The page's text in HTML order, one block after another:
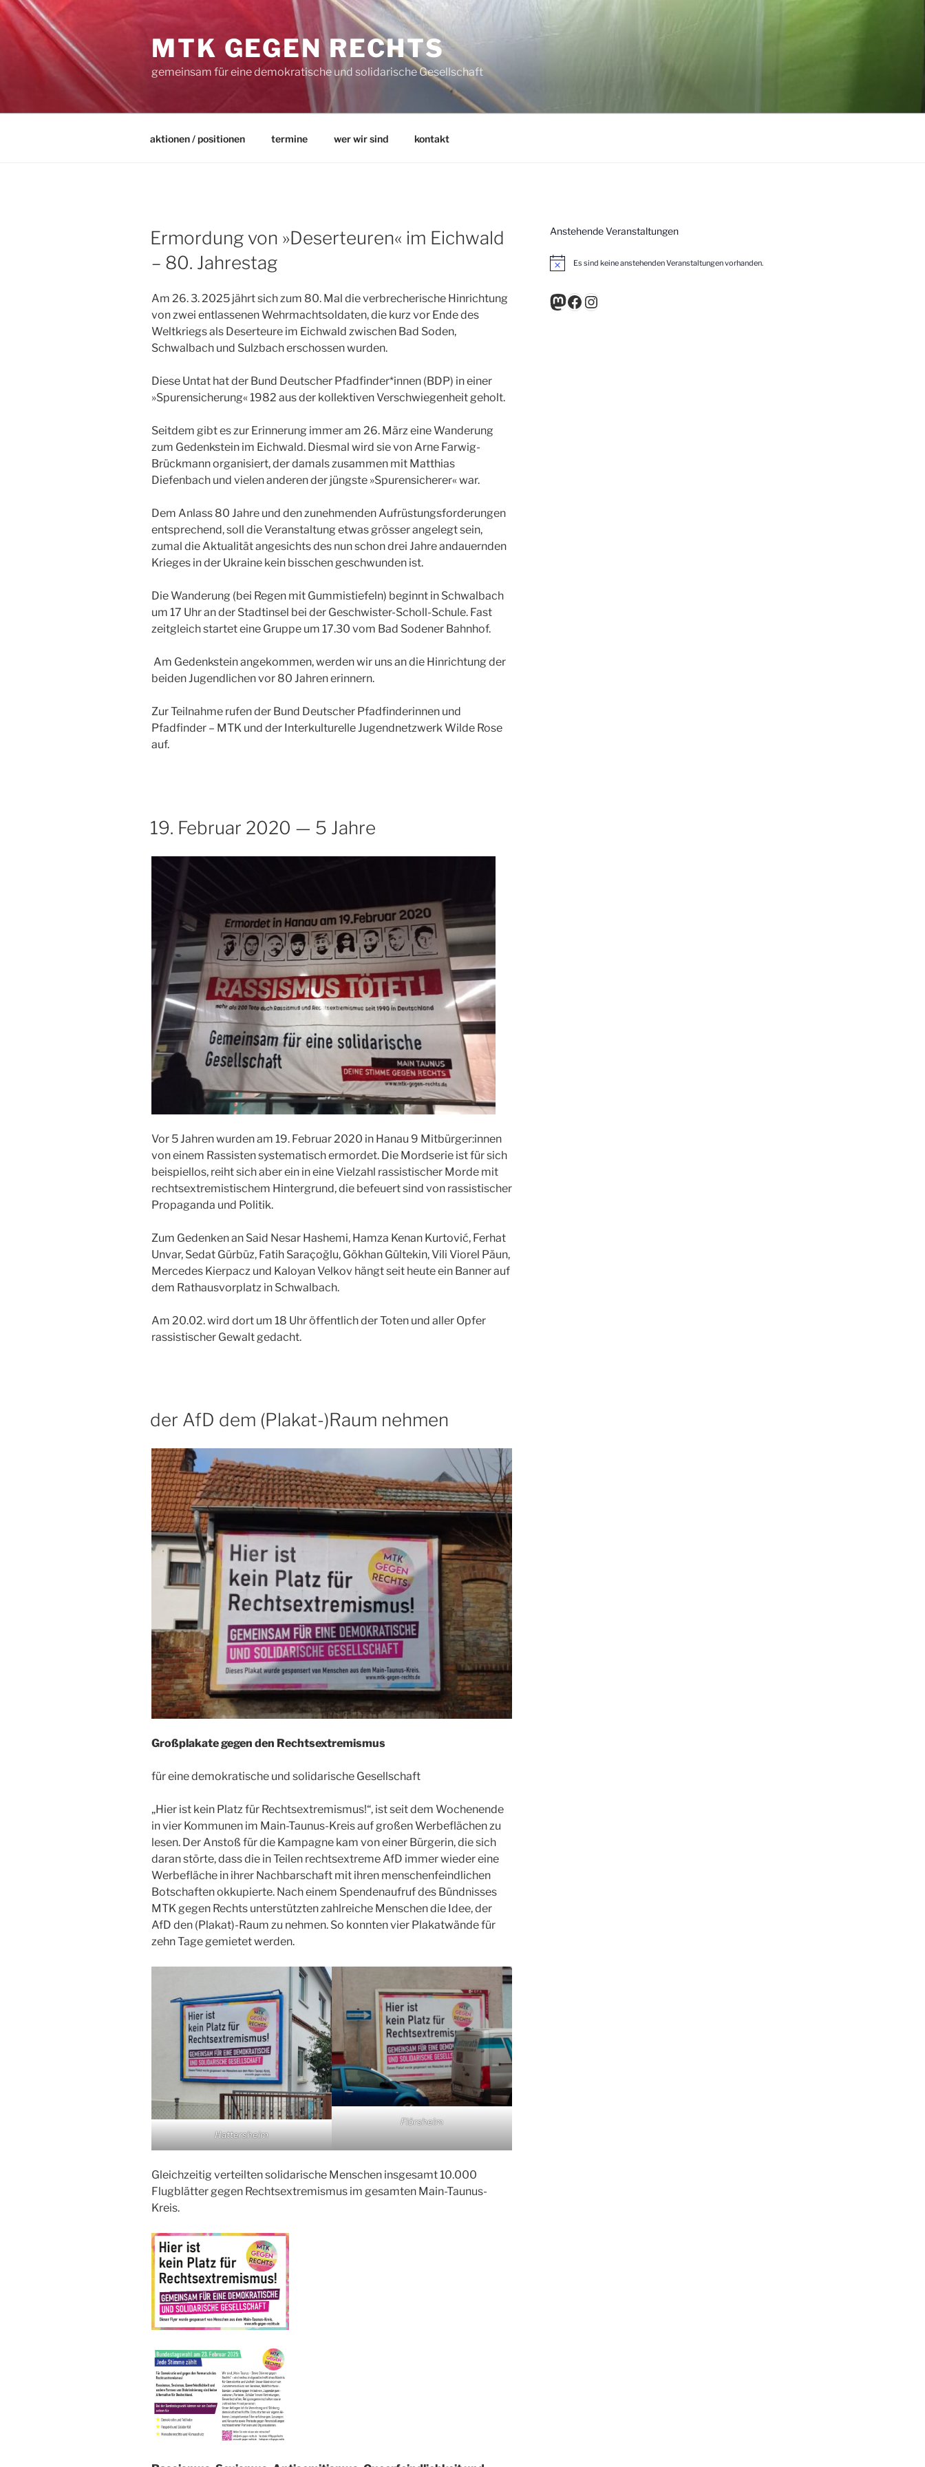
Zum
Inhalt
springen
MTK GEGEN RECHTS
gemeinsam für eine demokratische und solidarische Gesellschaft
aktionen / positionen termine wer wir sind kontakt
VERÖFFENTLICHT
AM
Ermordung von »Deserteuren« im Eichwald
– 80. Jahrestag
Am 26. 3. 2025 jährt sich zum 80. Mal die verbrecherische Hinrichtung
von zwei entlassenen Wehrmachtsoldaten, die kurz vor Ende des
Weltkriegs als Deserteure im Eichwald zwischen Bad Soden,
Schwalbach und Sulzbach erschossen wurden.
Diese Untat hat der Bund Deutscher Pfadfinder*innen (BDP) in einer
»Spurensicherung« 1982 aus der kollektiven Verschwiegenheit geholt.
Seitdem gibt es zur Erinnerung immer am 26. März eine Wanderung
zum Gedenkstein im Eichwald. Diesmal wird sie von Arne Farwig-
Brückmann organisiert, der damals zusammen mit Matthias
Diefenbach und vielen anderen der jüngste »Spurensicherer« war.
Dem Anlass 80 Jahre und den zunehmenden Aufrüstungsforderungen
entsprechend, soll die Veranstaltung etwas grösser angelegt sein,
zumal die Aktualität angesichts des nun schon drei Jahre andauernden
Krieges in der Ukraine kein bisschen geschwunden ist.
Die Wanderung (bei Regen mit Gummistiefeln) beginnt in Schwalbach
um 17 Uhr an der Stadtinsel bei der Geschwister-Scholl-Schule. Fast
zeitgleich startet eine Gruppe um 17.30 vom Bad Sodener Bahnhof.
Am Gedenkstein angekommen, werden wir uns an die Hinrichtung der
beiden Jugendlichen vor 80 Jahren erinnern.
Zur Teilnahme rufen der Bund Deutscher Pfadfinderinnen und
Pfadfinder – MTK und der Interkulturelle Jugendnetzwerk Wilde Rose
auf.
VERÖFFENTLICHT
AM
19. Februar 2020 — 5 Jahre
Vor 5 Jahren wurden am 19. Februar 2020 in Hanau 9 Mitbürger:innen
von einem Rassisten systematisch ermordet. Die Mordserie ist für sich
beispiellos, reiht sich aber ein in eine Vielzahl rassistischer Morde mit
rechtsextremistischem Hintergrund, die befeuert sind von rassistischer
Propaganda und Politik.
Zum Gedenken an Said Nesar Hashemi, Hamza Kenan Kurtović, Ferhat
Unvar, Sedat Gürbüz, Fatih Saraçoğlu, Gökhan Gültekin, Vili Viorel Păun,
Mercedes Kierpacz und Kaloyan Velkov hängt seit heute ein Banner auf
dem Rathausvorplatz in Schwalbach.
Am 20.02. wird dort um 18 Uhr öffentlich der Toten und aller Opfer
rassistischer Gewalt gedacht.
VERÖFFENTLICHT
AM
der AfD dem (Plakat-)Raum nehmen
Großplakate gegen den Rechtsextremismus
für eine demokratische und solidarische Gesellschaft
„Hier ist kein Platz für Rechtsextremismus!“, ist seit dem Wochenende
in vier Kommunen im Main-Taunus-Kreis auf großen Werbeflächen zu
lesen. Der Anstoß für die Kampagne kam von einer Bürgerin, die sich
daran störte, dass die in Teilen rechtsextreme AfD immer wieder eine
Werbefläche in ihrer Nachbarschaft mit ihren menschenfeindlichen
Botschaften okkupierte. Nach einem Spendenaufruf des Bündnisses
MTK gegen Rechts unterstützten zahlreiche Menschen die Idee, der
AfD den (Plakat)-Raum zu nehmen. So konnten vier Plakatwände für
zehn Tage gemietet werden.
Hattersheim
Flörsheim
Gleichzeitig verteilten solidarische Menschen insgesamt 10.000
Flugblätter gegen Rechtsextremismus im gesamten Main-Taunus-
Kreis.
Anstehende Veranstaltungen
w
e
Es sind keine anstehenden Veranstaltungen vorhanden.
Mastodon
Facebook
Instagram